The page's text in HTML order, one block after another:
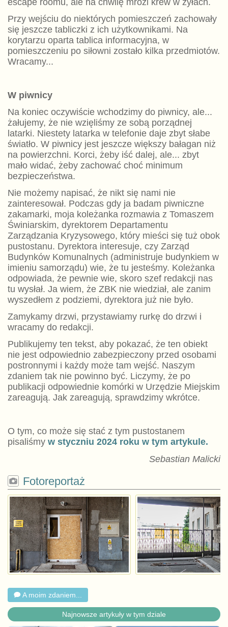
Przy wejściu do niektórych pomieszczeń zachowały
się jeszcze tabliczki z ich użytkownikami. Na
korytarzu oparta tablica informacyjna, w
pomieszczeniu po siłowni zostało kilka przedmiotów.
Wracamy...
W piwnicy
Na koniec oczywiście wchodzimy do piwnicy, ale...
żałujemy, że nie wzięliśmy ze sobą porządnej
latarki. Niestety latarka w telefonie daje zbyt słabe
światło. W piwnicy jest jeszcze większy bałagan niż
na powierzchni. Korci, żeby iść dalej, ale... zbyt
mało widać, żeby zachować choć minimum
bezpieczeństwa.
Nie możemy napisać, że nikt się nami nie
zainteresował. Podczas gdy ja badam piwniczne
zakamarki, moja koleżanka rozmawia z Tomaszem
Świniarskim, dyrektorem Departamentu
Zarządzania Kryzysowego, który mieści się tuż obok
pustostanu. Dyrektora interesuje, czy Zarząd
Budynków Komunalnych (administruje budynkiem w
imieniu samorządu) wie, że tu jesteśmy. Koleżanka
odpowiada, że pewnie wie, skoro szef redakcji nas
tu wysłał. Ja wiem, że ZBK nie wiedział, ale zanim
wyszedłem z podziemi, dyrektora już nie było.
Zamykamy drzwi, przystawiamy rurkę do drzwi i
wracamy do redakcji.
Publikujemy ten tekst, aby pokazać, że ten obiekt
nie jest odpowiednio zabezpieczony przed osobami
postronnymi i każdy może tam wejść. Naszym
zdaniem tak nie powinno być. Liczymy, że po
publikacji odpowiednie komórki w Urzędzie Miejskim
zareagują. Jak zareagują, sprawdzimy wkrótce.
O tym, co może się stać z tym pustostanem
pisaliśmy w styczniu 2024 roku w tym artykule.
Sebastian Malicki
Fotoreportaż
A moim zdaniem...
Najnowsze artykuły w tym dziale